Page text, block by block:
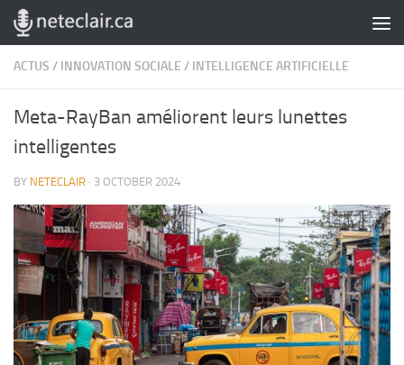
Skip to content
ACTUS / INNOVATION SOCIALE / INTELLIGENCE ARTIFICIELLE
Meta-RayBan améliorent leurs lunettes
intelligentes
BY NETECLAIR · 3 OCTOBER 2024